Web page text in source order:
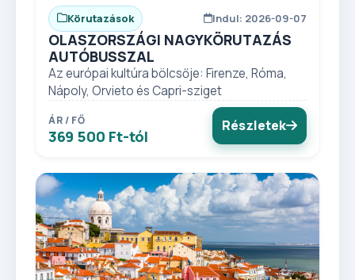
Körutazások Indul: 2026-09-07
OLASZORSZÁGI NAGYKÖRUTAZÁS
AUTÓBUSSZAL
Az európai kultúra bölcsője: Firenze, Róma,
Nápoly, Orvieto és Capri-sziget
ÁR / FŐ
369 500 Ft-tól
Részletek